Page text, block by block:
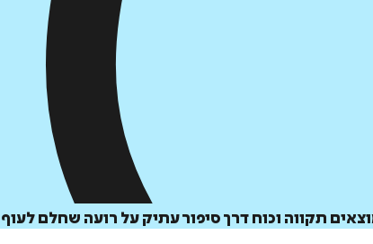
תקווה וכוח דרך סיפור עתיק על רועה שחלם